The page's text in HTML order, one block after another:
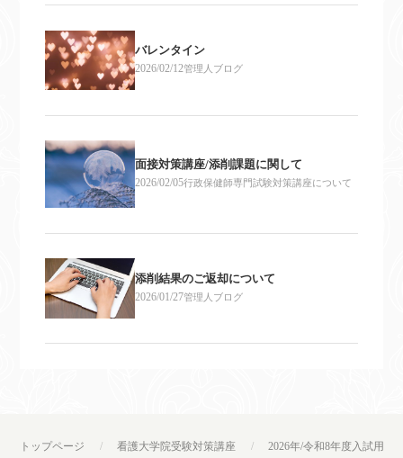
バレンタイン
2026/02/12管理人ブログ
面接対策講座/添削課題に関して
2026/02/05行政保健師専門試験対策講座について
添削結果のご返却について
2026/01/27管理人ブログ
トップページ 看護大学院受験対策講座 2026年/令和8年度入試用「